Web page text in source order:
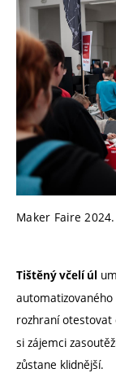
Maker Faire
Tištěný včelí úl
rozhraní otestovat
si zájemci
zůstane klidnější.